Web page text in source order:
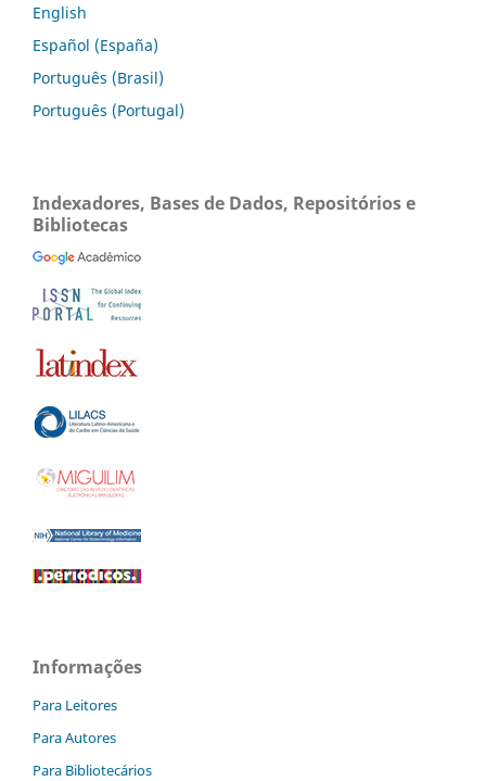
English
Español (España)
Português (Brasil)
Português (Portugal)
Indexadores, Bases de Dados, Repositórios e
Bibliotecas
Informações
Para Leitores
Para Autores
Para Bibliotecários